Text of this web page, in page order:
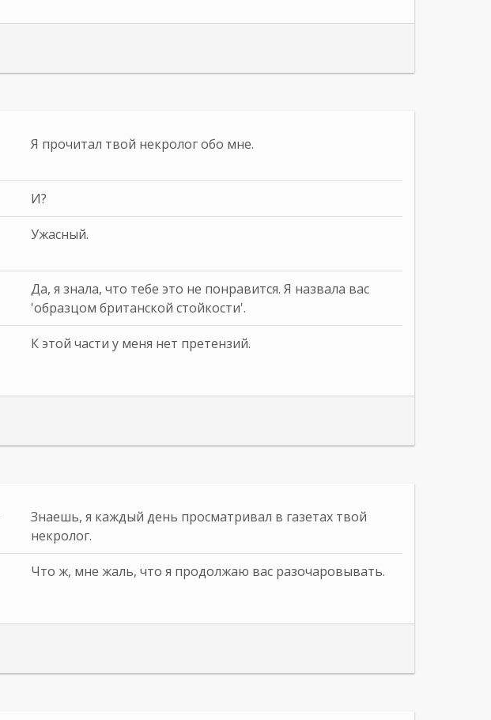
Я прочитал твой некролог обо мне.
И?
Ужасный.
Да, я знала, что тебе это не понравится. Я назвала вас
'образцом британской стойкости'.
К этой части у меня нет претензий.
Знаешь, я каждый день просматривал в газетах твой
некролог.
Что ж, мне жаль, что я продолжаю вас разочаровывать.